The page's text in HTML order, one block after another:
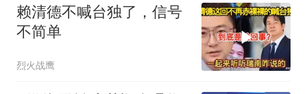
赖清德不喊台独了，信号
不简单
烈火战鹰